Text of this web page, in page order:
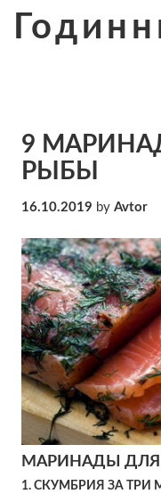
9
РЫБЫ
16.10.2019 by Avtor
МАРИНАДЫ ДЛЯ
1. СКУМБРИЯ ЗА ТРИ